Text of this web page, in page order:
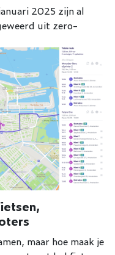
2025 zijn al
uit zero-
maar hoe maak je